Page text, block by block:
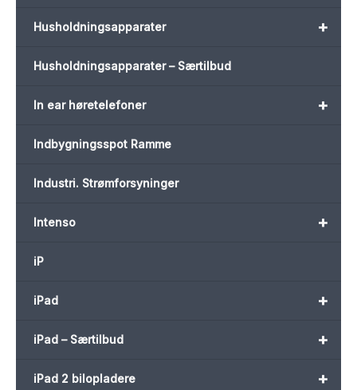
+
Husholdningsapparater
Husholdningsapparater – Særtilbud
+
In ear høretelefoner
Indbygningsspot Ramme
Industri. Strømforsyninger
+
Intenso
iP
+
iPad
+
iPad – Særtilbud
+
iPad 2 bilopladere